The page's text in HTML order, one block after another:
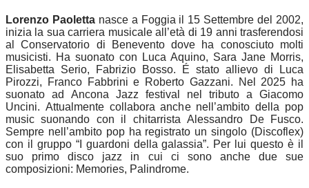
Lorenzo Paolettanasce a Foggia il 15 Settembre del 2002,
inizia la sua carriera musicale all’età di 19 anni trasferendosi
al Conservatorio di Benevento dove ha conosciuto molti
musicisti. Ha suonato con Luca Aquino, Sara Jane Morris,
Elisabetta Serio, Fabrizio Bosso. É stato allievo di Luca
Pirozzi, Franco Fabbrini e Roberto Gazzani. Nel 2025 ha
suonato ad Ancona Jazz festival nel tributo a Giacomo
Uncini. Attualmente collabora anche nell’ambito della pop
music suonando con il chitarrista Alessandro De Fusco.
Sempre nell’ambito pop ha registrato un singolo (Discoflex)
con il gruppo “I guardoni della galassia”. Per lui questo è il
suo primo disco jazz in cui ci sono anche due sue
composizioni: Memories, Palindrome.